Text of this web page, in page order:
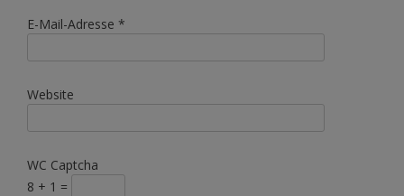
E-Mail-Adresse *
Website
WC Captcha
8 + 1 =